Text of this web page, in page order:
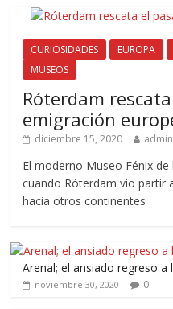
CURIOSIDADES EUROPA
MUSEOS
Róterdam
emigración
diciembre 15, 2020 admin
El moderno Museo Fénix
cuando Róterdam vio partir
hacia otros continentes
Arenal; el ansiado regreso
noviembre 30, 2020 0